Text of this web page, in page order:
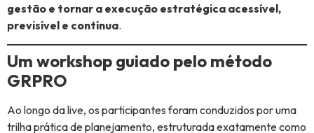
gestão e tornar a execução estratégica acessível,
previsível e contínua.
Um workshop guiado pelo método
GRPRO
Ao longo da live, os participantes foram conduzidos por uma
trilha prática de planejamento, estruturada exatamente como